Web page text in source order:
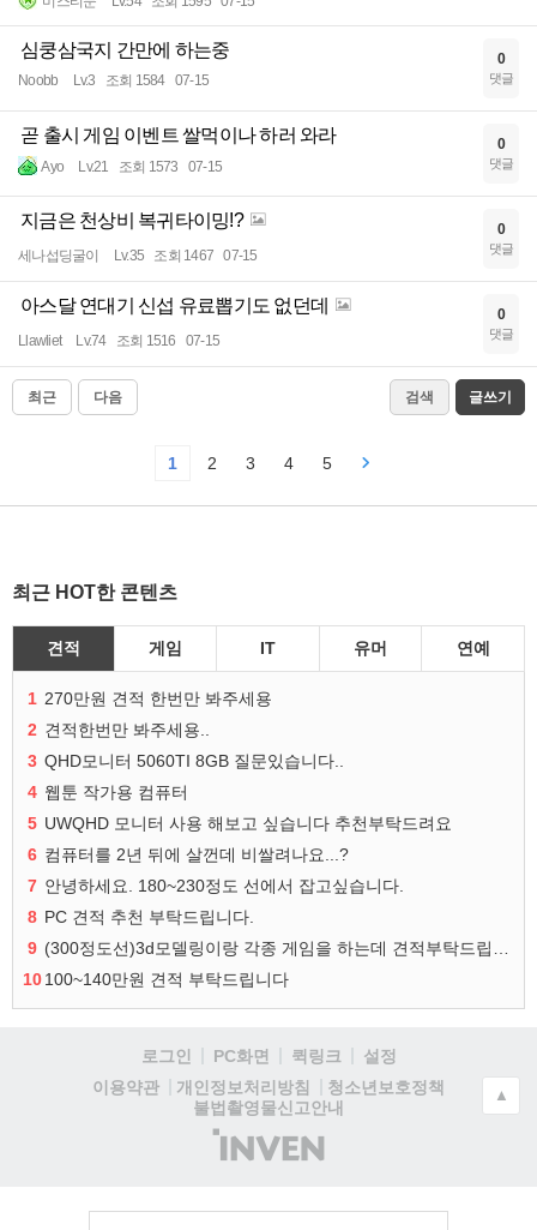
심쿵삼국지 간만에 하는중
Noobb Lv.3 조회 1584 07-15
0
댓글
곧 출시 게임 이벤트 쌀먹이나 하러 와라
Ayo Lv.21 조회 1573 07-15
0
댓글
지금은 천상비 복귀타이밍!?
세나섭딩굴이 Lv.35 조회 1467 07-15
0
댓글
아스달 연대기 신섭 유료뽑기도 없던데
Llawliet Lv.74 조회 1516 07-15
0
댓글
최근 다음 검색 글쓰기
1 2 3 4 5
최근 HOT한 콘텐츠
견적 게임 IT 유머 연예
1 270만원 견적 한번만 봐주세용
2 견적한번만 봐주세용..
3 QHD모니터 5060TI 8GB 질문있습니다..
4 웹툰 작가용 컴퓨터
5 UWQHD 모니터 사용 해보고 싶습니다 추천부탁드려요
6 컴퓨터를 2년 뒤에 살껀데 비쌀려나요...?
7 안녕하세요. 180~230정도 선에서 잡고싶습니다.
8 PC 견적 추천 부탁드립니다.
9
10100~140만원 견적 부탁드립니다
로그인 PC화면 퀵링크
설정
이용약관
개인정보처리방침
청소년보호정책
불법촬영물신고안내
(주)
인
▲